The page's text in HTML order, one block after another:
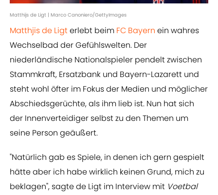
Matthijs de Ligt | Marco Canoniero/GettyImages
Matthjis de Ligterlebt beim FC Bayern ein wahres
Wechselbad der Gefühlswelten. Der
niederländische Nationalspieler pendelt zwischen
Stammkraft, Ersatzbank und Bayern-Lazarett und
steht wohl öfter im Fokus der Medien und möglicher
Abschiedsgerüchte, als ihm lieb ist. Nun hat sich
der Innenverteidiger selbst zu den Themen um
seine Person geäußert.
"Natürlich gab es Spiele, in denen ich gern gespielt
hätte aber ich habe wirklich keinen Grund, mich zu
beklagen", sagte de Ligt im Interview mit Voetbal